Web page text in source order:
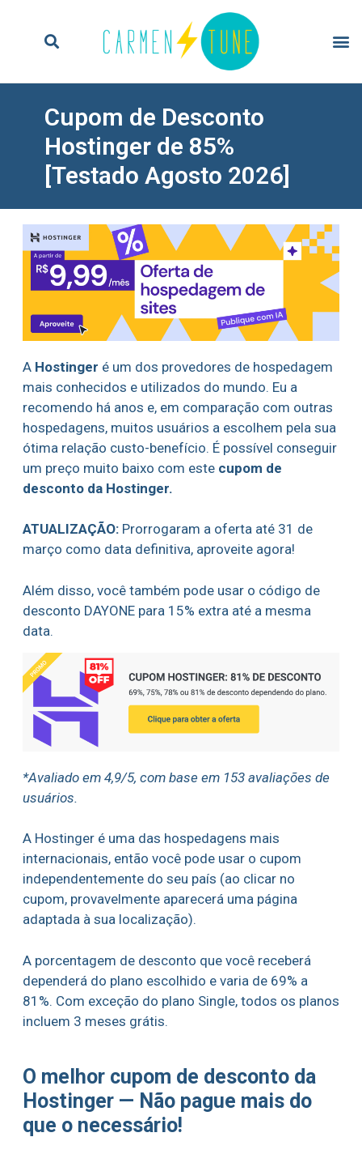
Cupom de Desconto
Hostinger de 85%
[Testado Agosto 2026]
A Hostinger é um dos provedores de hospedagem
mais conhecidos e utilizados do mundo. Eu a
recomendo há anos e, em comparação com outras
hospedagens, muitos usuários a escolhem pela sua
ótima relação custo-benefício. É possível conseguir
um preço muito baixo com este cupom de
desconto da Hostinger.
ATUALIZAÇÃO:Prorrogaram a oferta até 31 de
março como data definitiva, aproveite agora!
Além disso, você também pode usar o código de
desconto DAYONE para 15% extra até a mesma
data.
*Avaliado em 4,9/5, com base em 153 avaliações de
usuários.
A Hostinger é uma das hospedagens mais
internacionais, então você pode usar o cupom
independentemente do seu país (ao clicar no
cupom, provavelmente aparecerá uma página
adaptada à sua localização).
A porcentagem de desconto que você receberá
dependerá do plano escolhido e varia de 69% a
81%. Com exceção do plano Single, todos os planos
incluem 3 meses grátis.
O melhor cupom de desconto da
Hostinger — Não pague mais do
que o necessário!